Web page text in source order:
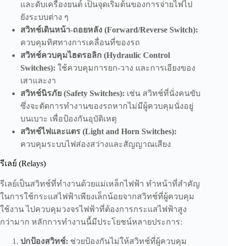
และดับเครื่องยนต์ เป็นจุดเริ่มต้นของการจ่ายไฟไป
ยังระบบต่าง ๆ
สวิทช์เดินหน้า-ถอยหลัง (Forward/Reverse Switch):
ควบคุมทิศทางการเคลื่อนที่ของรถ
สวิทช์ควบคุมไฮดรอลิก (Hydraulic Control
Switches): ใช้ควบคุมการยก-วาง และการเอียงของ
เสาและงา
สวิทช์นิรภัย (Safety Switches): เช่น สวิทช์ที่นั่งคนขับ
ซึ่งจะตัดการทำงานของรถหากไม่มีผู้ควบคุมนั่งอยู่
บนเบาะ เพื่อป้องกันอุบัติเหตุ
สวิทช์ไฟและแตร (Light and Horn Switches):
ควบคุมระบบไฟส่องสว่างและสัญญาณเสียง
รีเลย์ (Relays)
รีเลย์เป็นสวิทช์ที่ทำงานด้วยแม่เหล็กไฟฟ้า ทำหน้าที่สำคัญ
ในการใช้กระแสไฟฟ้าเพียงเล็กน้อยจากสวิทช์ที่ผู้ควบคุม
ใช้งาน ไปควบคุมวงจรไฟฟ้าที่ต้องการกระแสไฟฟ้าสูง
กว่ามาก หลักการทำงานนี้มีประโยชน์หลายประการ:
ปกป้องสวิทช์: ช่วยป้องกันไม่ให้สวิทช์ที่ผู้ควบคุม